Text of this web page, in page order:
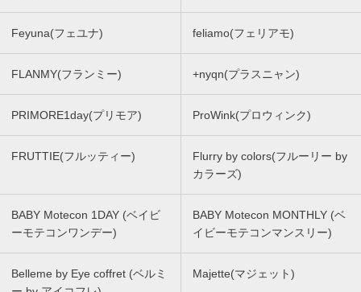
Feyuna(フェユナ) feliamo(フェリアモ)
FLANMY(フランミー) +nyqn(プラスニャン)
PRIMORE1day(プリモア) ProWink(プロウィンク)
FRUTTIE(フルッティー)
Flurry by colors(フルーリー by
カラーズ)
BABY Motecon 1DAY (ベイビ
ーモテコンワンデー)
BABY Motecon MONTHLY (ベ
イビーモテコンマンスリー)
Belleme by Eye coffret (ベルミ
Majette(マジェット)